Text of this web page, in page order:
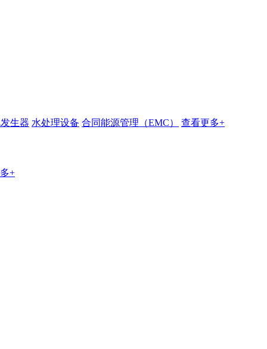
生器 水处理设备 合同能源管理（EMC） 查看更多+
+